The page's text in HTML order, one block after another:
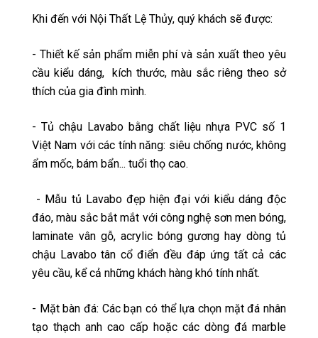
Khi đến với Nội Thất Lệ Thủy, quý khách sẽ được:
- Thiết kế sản phẩm miễn phí và sản xuất theo yêu
cầu kiểu dáng, kích thước, màu sắc riêng theo sở
thích của gia đình mình.
- Tủ chậu Lavabo bằng chất liệu nhựa PVC số 1
Việt Nam với các tính năng: siêu chống nước, không
ẩm mốc, bám bẩn... tuổi thọ cao.
- Mẫu tủ Lavabo đẹp hiện đại với kiểu dáng độc
đáo, màu sắc bắt mắt với công nghệ sơn men bóng,
laminate vân gỗ, acrylic bóng gương hay dòng tủ
chậu Lavabo tân cổ điển đều đáp ứng tất cả các
yêu cầu, kể cả những khách hàng khó tính nhất.
- Mặt bàn đá: Các bạn có thể lựa chọn mặt đá nhân
tạo thạch anh cao cấp hoặc các dòng đá marble